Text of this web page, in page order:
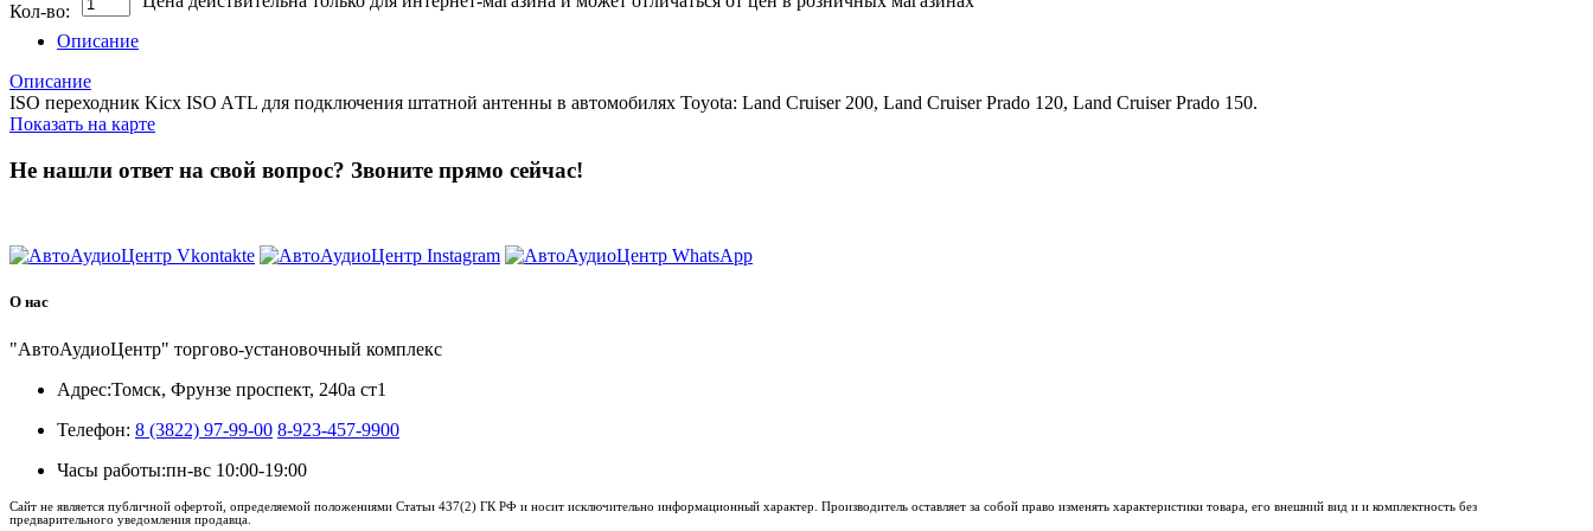
Кол-во:
Описание
Описание
ISO переходник Kicx ISO AТL для подключения штатной антенны в автомобилях Toyota: Land Cruiser 200, Land Cruiser Prado 120, Land Cruiser Prado 150.
Показать на карте
Не нашли ответ на свой вопрос? Звоните прямо сейчас!
О нас
"АвтоАудиоЦентр" торгово-установочный комплекс
Адрес:Томск, Фрунзе проспект, 240а ст1
Телефон: 8 (3822) 97-99-00 8-923-457-9900
Часы работы:пн-вс 10:00-19:00
Сайт не является публичной офертой, определяемой положениями Статьи 437(2) ГК РФ и носит исключительно информационный характер. Производитель оставляет за собой право изменять характеристики товара, его внешний вид и и комплектность без
предварительного уведомления продавца.